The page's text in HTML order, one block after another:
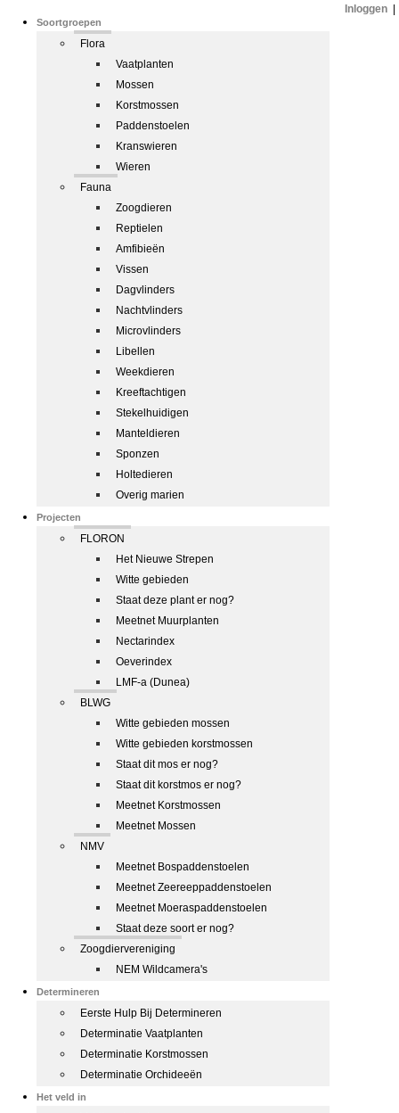
Soortgroepen
Flora
Vaatplanten
Mossen
Korstmossen
Paddenstoelen
Kranswieren
Wieren
Fauna
Zoogdieren
Reptielen
Amfibieën
Vissen
Dagvlinders
Nachtvlinders
Microvlinders
Libellen
Weekdieren
Kreeftachtigen
Stekelhuidigen
Manteldieren
Sponzen
Holtedieren
Overig marien
Projecten
FLORON
Het Nieuwe Strepen
Witte gebieden
Staat deze plant er nog?
Meetnet Muurplanten
Nectarindex
Oeverindex
LMF-a (Dunea)
BLWG
Witte gebieden mossen
Witte gebieden korstmossen
Staat dit mos er nog?
Staat dit korstmos er nog?
Meetnet Korstmossen
Meetnet Mossen
NMV
Meetnet Bospaddenstoelen
Meetnet Zeereeppaddenstoelen
Meetnet Moeraspaddenstoelen
Staat deze soort er nog?
Zoogdiervereniging
NEM Wildcamera's
Determineren
Eerste Hulp Bij Determineren
Determinatie Vaatplanten
Determinatie Korstmossen
Determinatie Orchideeën
Het veld in
Inloggen